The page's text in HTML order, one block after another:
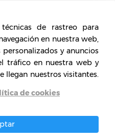
ubicado dentro de
novedoso, y en el
y la maestría
de rastreo para
en nuestra web,
y anuncios
tráfico en nuestra web y
llegan nuestros visitantes.
de cookies